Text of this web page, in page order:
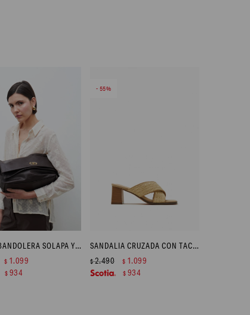
BOLSO BANDOLERA SOLAPA Y CIERRE METÁLICO - CHOCOLATE
$ 1.099
$ 934
55
SANDALIA CRUZADA CON TACO - BEIGE
$2.490 $ 1.099
$ 934